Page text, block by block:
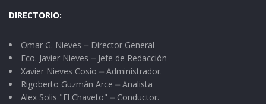
DIRECTORIO:
Omar G. Nieves ⏤ Director General
Fco. Javier Nieves ⏤ Jefe de Redacción
Xavier Nieves Cosio ⏤ Administrador.
Rigoberto Guzmán Arce ⏤ Analista
Alex Solis "El Chaveto" ⏤ Conductor.